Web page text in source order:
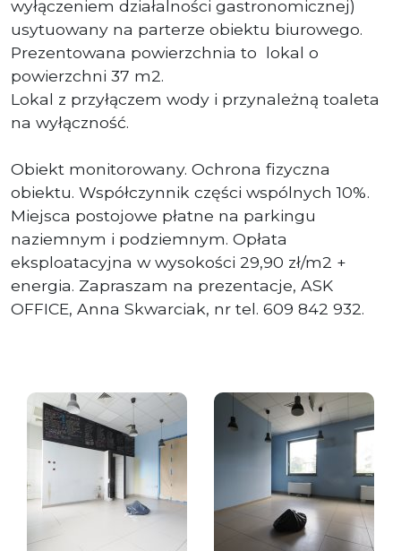
wyłączeniem działalności gastronomicznej)
usytuowany na parterze obiektu biurowego.
Prezentowana powierzchnia to lokal o
powierzchni 37 m2.
Lokal z przyłączem wody i przynależną toaleta
na wyłączność.
Obiekt monitorowany. Ochrona fizyczna
obiektu. Współczynnik części wspólnych 10%.
Miejsca postojowe płatne na parkingu
naziemnym i podziemnym. Opłata
eksploatacyjna w wysokości 29,90 zł/m2 +
energia. Zapraszam na prezentacje, ASK
OFFICE, Anna Skwarciak, nr tel. 609 842 932.